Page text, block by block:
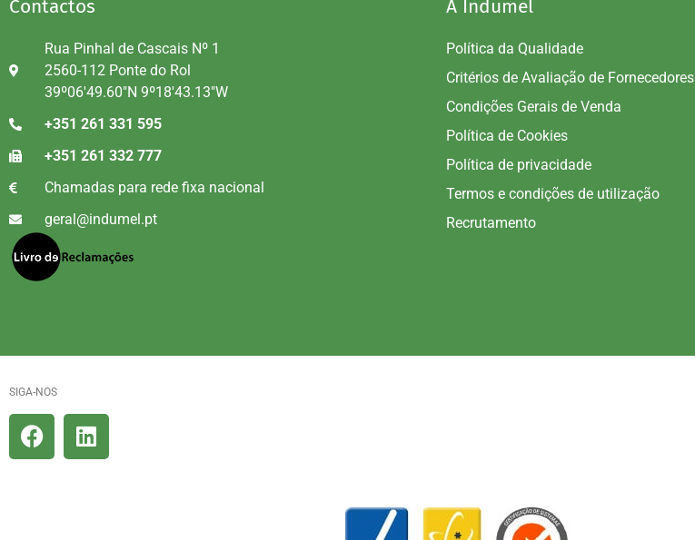
Contactos
Rua Pinhal de Cascais Nº 1
2560-112 Ponte do Rol
39º06'49.60"N 9º18'43.13"W
+351 261 331 595
+351 261 332 777
Chamadas para rede fixa nacional
geral@indumel.pt
A Indumel
Política da Qualidade
Critérios de Avaliação de Fornecedores
Condições Gerais de Venda
Política de Cookies
Política de privacidade
Termos e condições de utilização
Recrutamento
SIGA-NOS